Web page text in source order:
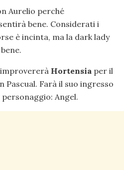
Aurelio perché
bene. Considerati i
è incinta, ma la dark lady
Hortensia per il
Farà il suo ingresso
Angel.